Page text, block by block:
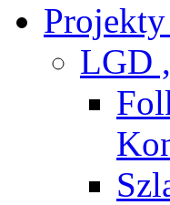
Projekty
LGD